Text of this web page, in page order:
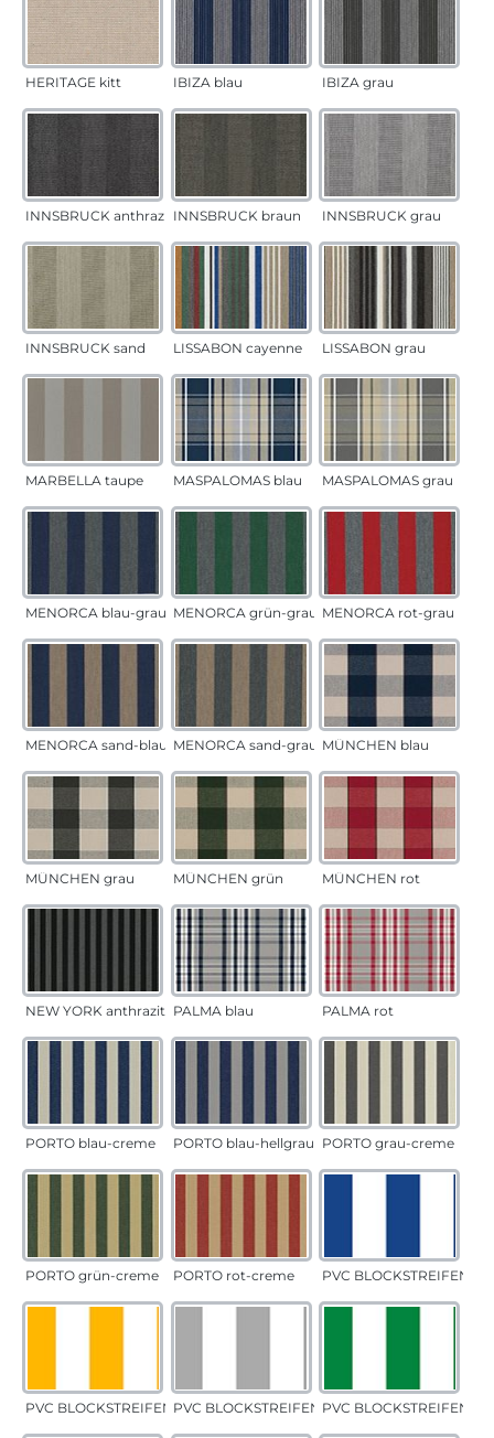
HERITAGE kitt IBIZA blau IBIZA grau
INNSBRUCK anthrazit INNSBRUCK braun INNSBRUCK grau
INNSBRUCK sand LISSABON cayenne LISSABON grau
MARBELLA taupe MASPALOMAS blau MASPALOMAS grau
MENORCA blau-grau MENORCA grün-grau MENORCA rot-grau
MENORCA sand-blau MENORCA sand-grau MÜNCHEN blau
MÜNCHEN grau MÜNCHEN grün MÜNCHEN rot
NEW YORK anthrazit PALMA blau PALMA rot
PORTO blau-creme PORTO blau-hellgrau PORTO grau-creme
PORTO grün-creme PORTO rot-creme PVC BLOCKSTREIFEN
PVC BLOCKSTREIFEN gelbPVC BLOCKSTREIFEN grauPVC BLOCKSTREIFEN